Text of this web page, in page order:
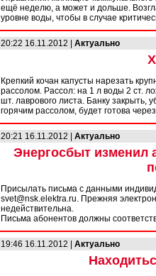
ещё неделю, а может и дольше.
уровне воды, чтобы в случае
20:22 16.11.2012 | Актуально
Крепкий кочан капусты нарезать
рассолом. Рассол: на 1 л воды 2 ст.
шт. лаврового листа. Банку закрыть,
горячим рассолом, будет готова
20:21 16.11.2012 | Актуально
Энергосбыт изменил
Присылать письма с данными
svet@nsk.elektra.ru. Прежняя
недействительна.
Письма абонентов должны
19:46 16.11.2012 | Актуально